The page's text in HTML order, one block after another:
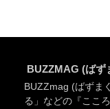
BUZZMAG (ば
BUZZmag (ばずま
る」などの『ここ